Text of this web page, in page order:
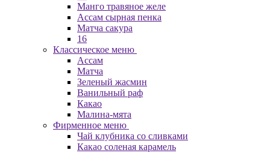
Манго травяное желе
Ассам сырная пенка
Матча сакура
16
Классическое меню
Ассам
Матча
Зеленый жасмин
Ванильный раф
Какао
Малина-мята
Фирменное меню
Чай клубника со сливками
Какао соленая карамель